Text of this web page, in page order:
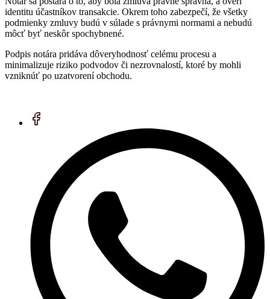
identitu účastníkov transakcie. Okrem toho zabezpečí, že všetky
podmienky zmluvy budú v súlade s právnymi normami a nebudú
môcť byť neskôr spochybnené.
Podpis notára pridáva dôveryhodnosť celému procesu a
minimalizuje riziko podvodov či nezrovnalostí, ktoré by mohli
vzniknúť po uzatvorení obchodu.